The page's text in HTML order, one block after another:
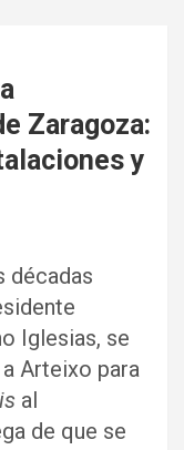
Zaragoza:
y
décadas
Iglesias, se
Arteixo para
al
de que se